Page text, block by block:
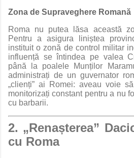
Zona de Supraveghere Romană
Roma nu putea lăsa această
Pentru a asigura liniștea
instituit o zonă de control militar
influență se întindea pe valea
până la poalele Munților
administrați de un guvernator
„clienți” ai Romei: aveau voie
monitorizați constant pentru a nu
cu barbarii.
2. „Renașterea”
cu Roma